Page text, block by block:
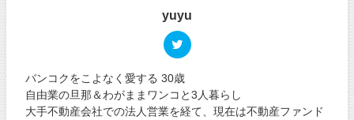
yuyu
バンコクをこよなく愛する 30歳
自由業の旦那＆わがままワンコと3人暮らし
大手不動産会社での法人営業を経て、現在は不動産ファンド